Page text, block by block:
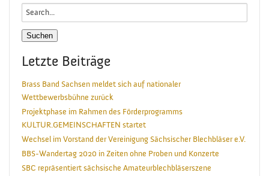
Search
for:
Letzte Beiträge
Brass Band Sachsen meldet sich auf nationaler
Wettbewerbsbühne zurück
Projektphase im Rahmen des Förderprogramms
KULTUR.GEMEINSCHAFTEN startet
Wechsel im Vorstand der Vereinigung Sächsischer Blechbläser e.V.
BBS-Wandertag 2020 in Zeiten ohne Proben und Konzerte
SBC repräsentiert sächsische Amateurblechbläserszene